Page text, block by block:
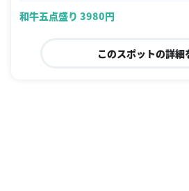
和牛五点盛り 3980円
このスポットの詳細